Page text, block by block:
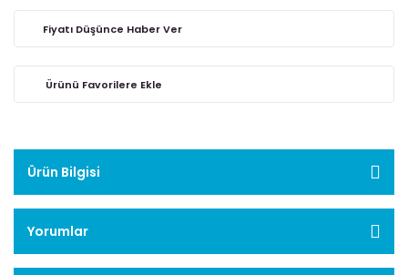
Fiyatı Düşünce Haber Ver
Ürün Bilgisi
Yorumlar